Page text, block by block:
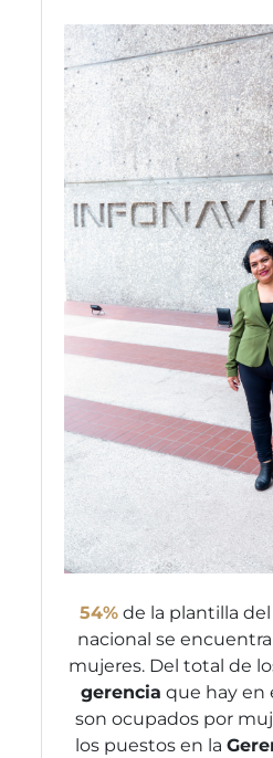
54% de la plantilla
nacional se
mujeres. Del total de
gerencia que hay en
son ocupados por
los puestos en la